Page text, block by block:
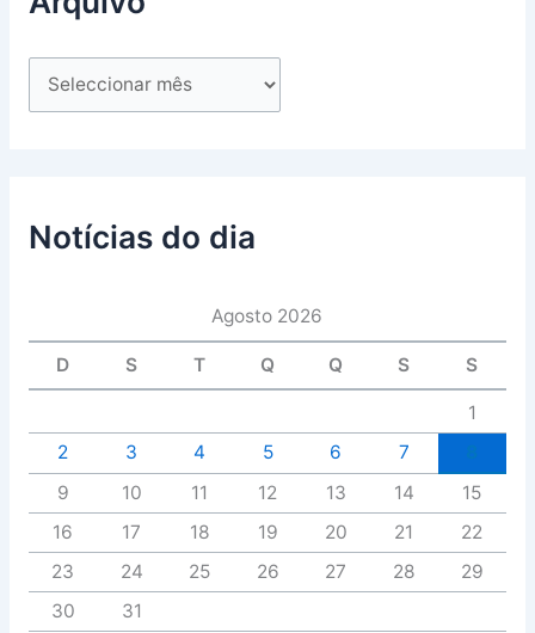
Notícias do dia
Agosto 2026
D S T Q Q S S
1
2
3 4 5 6 7
9
10 11 12 13 14
15
16
17 18 19 20 21
22
23
24 25 26 27 28
29
30
31